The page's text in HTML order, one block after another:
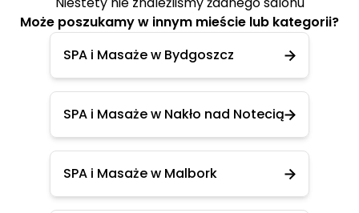
Może poszukamy w innym mieście lub kategorii?
SPA i Masaże w Bydgoszcz
SPA i Masaże w Nakło nad Notecią
SPA i Masaże w Malbork